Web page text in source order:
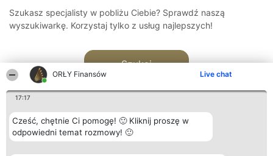
ORŁY Finansów Live chat
17:17
Cześć, chętnie Ci pomogę! 🙂 Kliknij proszę w
odpowiedni temat rozmowy! 🙂
Szukasz specjalisty w pobliżu Ciebie? Sprawdź naszą
wyszukiwarkę. Korzystaj tylko z usług najlepszych!
Szukaj
Organizator plebiscytu Plebiscyt Kontakt